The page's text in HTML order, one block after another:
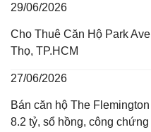
29/06/2026
Cho Thuê Căn Hộ Park
Thọ, TP.HCM
27/06/2026
Bán căn hộ The
8.2 tỷ, sổ hồng, công